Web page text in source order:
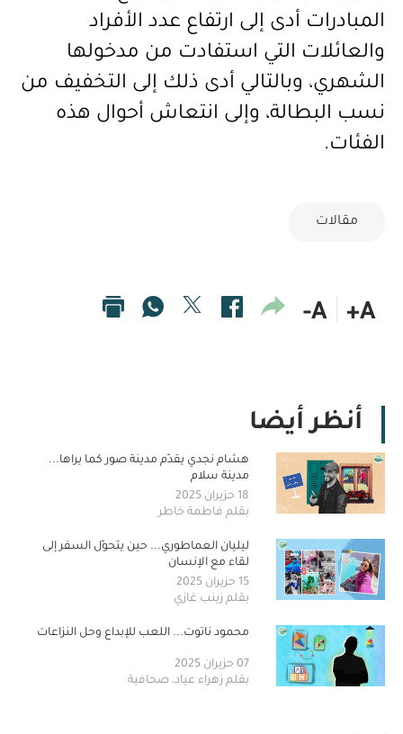
المبادرات أدى إلى ارتفاع عدد الأفراد
والعائلات التي استفادت من مدخولها
الشهري، وبالتالي أدى ذلك إلى التخفيف من
نسب البطالة، وإلى انتعاش أحوال هذه
الفئات.
مقالات
A+
A-
أنظر أيضا
هشام نجدي يقدّم مدينة صور كما يراها...
مدينة سلام
18 حزيران 2025
بقلم فاطمة خاطر
ليليان العماطوري... حين يتحوّل السفر إلى
لقاء مع الإنسان
15 حزيران 2025
بقلم زينب غازي
محمود ناتوت... اللعب للإبداع وحل النزاعات
07 حزيران 2025
بقلم زهراء عياد، صحافية